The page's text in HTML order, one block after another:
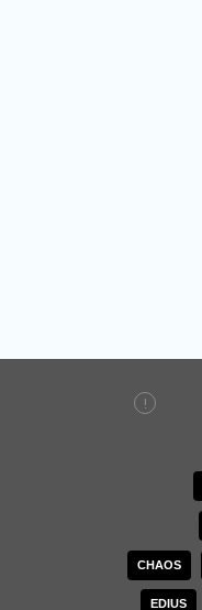
LanSweeper ועמידה ב-ISO: תקנים חדשים לשנת 2025
CHAOS
EDIUS